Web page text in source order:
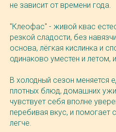
не зависит от времени года.
"Клеофас" - живой квас
резкой сладости, без
основа, лёгкая кислинка и
одинаково уместен и летом,
В холодный сезон меняется
плотных блюд, домашних
чувствует себя вполне
перебивая вкус, и помогает
легче.